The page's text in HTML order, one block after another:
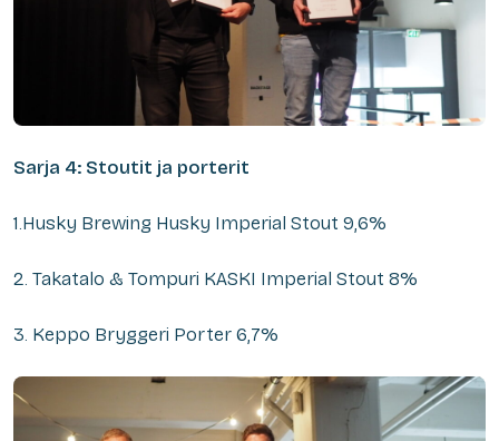
Sarja 4: Stoutit ja porterit
1.Husky Brewing Husky Imperial Stout 9,6%
2. Takatalo & Tompuri KASKI Imperial Stout 8%
3. Keppo Bryggeri Porter 6,7%